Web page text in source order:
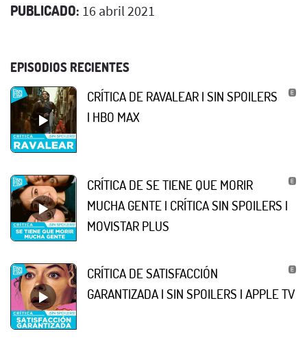
PUBLICADO: 16 abril 2021
EPISODIOS RECIENTES
CRÍTICA DE RAVALEAR | SIN SPOILERS
| HBO MAX
CRÍTICA DE SE TIENE QUE MORIR
MUCHA GENTE | CRÍTICA SIN SPOILERS |
MOVISTAR PLUS
CRÍTICA DE SATISFACCIÓN
GARANTIZADA | SIN SPOILERS | APPLE TV